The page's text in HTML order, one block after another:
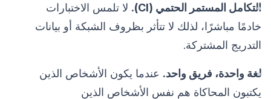
التكامل المستمر الحتمي (CI).
لا تلمس الاختبارات
خادمًا مباشرًا، لذلك لا تتأثر بظروف الشبكة أو بيانات
التدريج المشتركة.
لغة واحدة، فريق واحد. عندما يكون الأشخاص الذين
يكتبون المحاكاة هم نفس الأشخاص الذين